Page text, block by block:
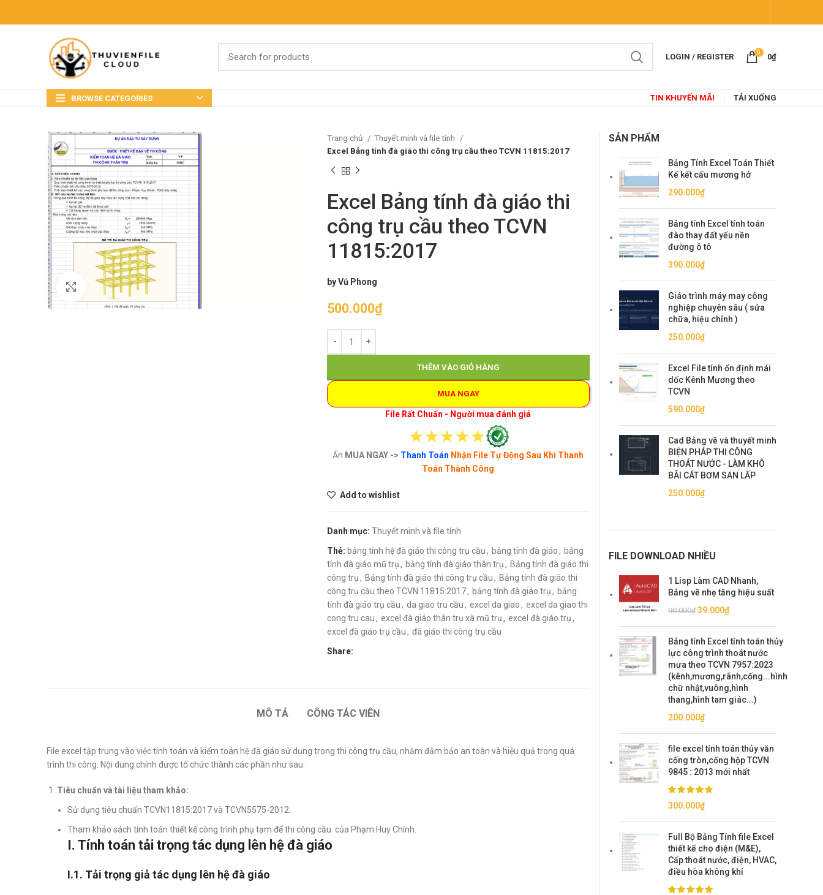
LOGIN / REGISTER
0
0₫
BROWSE CATEGORIES TIN KHUYẾN MÃI TẢI XUỐNG
Click to enlarge
Trang chủ
Thuyết minh và file tính
Excel Bảng tính đà giáo thi công trụ cầu theo TCVN 11815:2017
Excel Bảng tính đà giáo thi
công trụ cầu theo TCVN
11815:2017
by Vũ Phong
500.000₫
THÊM VÀO GIỎ HÀNG
MUA NGAY
File Rất Chuẩn - Người mua đánh giá
Ấn MUA NGAY -> Thanh Toán Nhận File Tự Động Sau Khi Thanh
Toán Thành Công
Add to wishlist
Danh mục: Thuyết minh và file tính
Thẻ: bảng tính hệ đà giáo thi công trụ cầu , bảng tính đà giáo , bảng
tính đà giáo mũ trụ , bảng tính đà giáo thân trụ , Bảng tính đà giáo thi
công trụ , Bảng tính đà giáo thi công trụ cầu , Bảng tính đà giáo thi
công trụ cầu theo TCVN 11815:2017, bảng tính đà giáo trụ , bảng
tính đà giáo trụ cầu , da giao tru cầu , excel da giao , excel da giao thi
cong tru cau , excel đà giáo thân trụ xà mũ trụ , excel đà giáo trụ ,
excel đà giáo trụ cầu , đà giáo thi công trụ cầu
Share:
MÔ TẢ CÔNG TÁC VIÊN
File excel tập trung vào việc tính toán và kiểm toán hệ đà giáo sử dụng trong thi công trụ cầu, nhằm đảm bảo an toàn và hiệu quả trong quá
trình thi công. Nội dung chính được tổ chức thành các phần như sau:
Tiêu chuẩn và tài liệu tham khảo:
Sử dụng tiêu chuẩn TCVN11815:2017 và TCVN5575-2012.
Tham khảo sách tính toán thiết kế công trình phụ tạm để thi công cầu của Phạm Huy Chính.
I. Tính toán tải trọng tác dụng lên hệ đà giáo
I.1. Tải trọng giả tác dụng lên hệ đà giáo
SẢN PHẨM
Bảng Tính Excel Toán Thiết
Kế kết cấu mương hở
290.000₫
Bảng tính Excel tính toán
đào thay đất yếu nền
đường ô tô
390.000₫
Giáo trình máy may công
nghiệp chuyên sâu ( sửa
chữa, hiệu chỉnh )
250.000₫
Excel File tính ổn định mái
dốc Kênh Mương theo
TCVN
590.000₫
Cad Bảng vẽ và thuyết minh
BIỆN PHÁP THI CÔNG
THOÁT NƯỚC - LÀM KHÔ
BÃI CÁT BƠM SAN LẤP
250.000₫
FILE DOWNLOAD NHIỀU
1 Lisp Làm CAD Nhanh,
Bảng vẽ nhẹ tăng hiệu suất
90.000₫ Giá
là:
90.000₫.
39.000₫Giá
tại
là:
39.000₫.
Bảng tính Excel tính toán thủy
lực công trình thoát nước
mưa theo TCVN 7957:2023
(kênh,mương,rãnh,cống...hình
chữ nhật,vuông,hình
thang,hình tam giác...)
200.000₫
file excel tính toán thủy văn
cống tròn,cống hộp TCVN
9845 : 2013 mới nhất
300.000₫
Full Bộ Bảng Tính file Excel
thiết kế cho điện (M&E),
Cấp thoát nước, điện, HVAC,
điều hòa không khí